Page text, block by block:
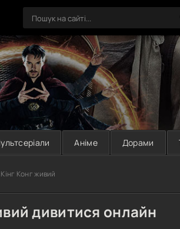
Аніме Дорами
Кінг Конг живий
дивитися онлайн